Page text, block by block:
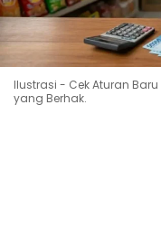
Ilustrasi - Cek Aturan Baru
yang Berhak.